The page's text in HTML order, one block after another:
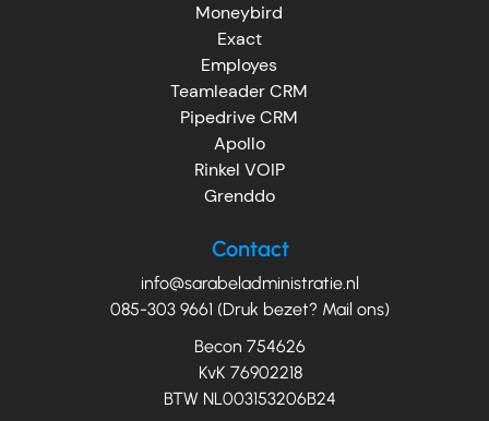
Moneybird
Exact
Employes
Teamleader CRM
Pipedrive CRM
Apollo
Rinkel VOIP
Grenddo
Contact
info@sarabeladministratie.nl
085-303 9661 (Druk bezet? Mail ons)
Becon 754626
KvK 76902218
BTW NL003153206B24